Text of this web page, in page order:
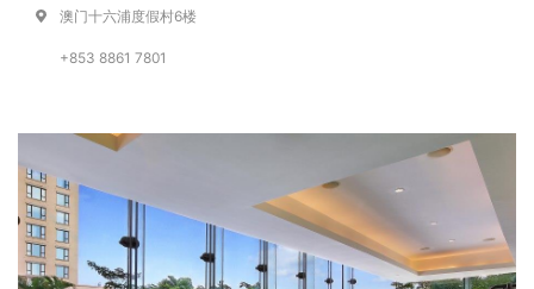
澳门十六浦度假村6楼
+853 8861 7801